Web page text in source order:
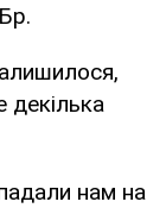
декілька
нам на